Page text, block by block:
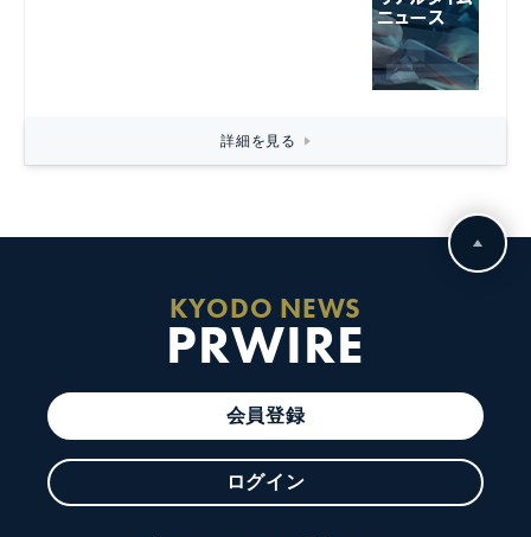
詳細を見る
KYODO NEWS
PRWIRE
会員登録
ログイン